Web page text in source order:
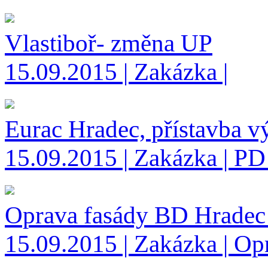
Vlastiboř- změna UP
15.09.2015 | Zakázka |
Eurac Hradec, přístavba
15.09.2015 | Zakázka |
Oprava fasády BD
15.09.2015 | Zakázka |